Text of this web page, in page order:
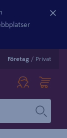
Företag / Privat